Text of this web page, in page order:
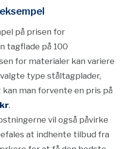
på prisen for
tagflade på 100
for materialer kan variere
type ståltagplader,
man forvente en pris på
.
vil også påvirke
at indhente tilbud fra